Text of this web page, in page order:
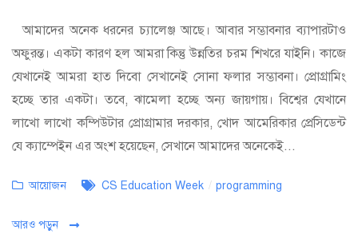
আমাদের অনেক ধরনের চ্যালেঞ্জ আছে। আবার সম্ভাবনার ব্যাপারটাও
অফুরন্ত। একটা কারণ হল আমরা কিন্তু উন্নতির চরম শিখরে যাইনি। কাজে
যেখানেই আমরা হাত দিবো সেখানেই সোনা ফলার সম্ভাবনা। প্রোগ্রামিং
হচ্ছে তার একটা। তবে, ঝামেলা হচ্ছে অন্য জায়গায়। বিশ্বের যেখানে
লাখো লাখো কম্পিউটার প্রোগ্রামার দরকার, খোদ আমেরিকার প্রেসিডেন্ট
যে ক্যাম্পেইন এর অংশ হয়েছেন, সেখানে আমাদের অনেকেই...
Categories
আয়োজন Tags
CS Education Week / programming
আরও পড়ুন